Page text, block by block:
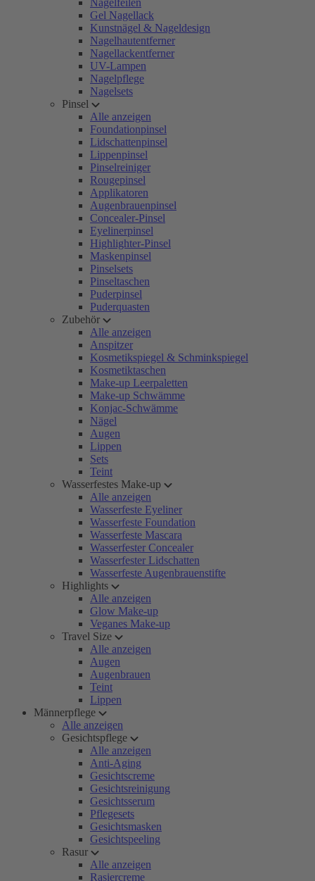
Nagelfeilen
Gel Nagellack
Kunstnägel & Nageldesign
Nagelhautentferner
Nagellackentferner
UV-Lampen
Nagelpflege
Nagelsets
Pinsel
Alle anzeigen
Foundationpinsel
Lidschattenpinsel
Lippenpinsel
Pinselreiniger
Rougepinsel
Applikatoren
Augenbrauenpinsel
Concealer-Pinsel
Eyelinerpinsel
Highlighter-Pinsel
Maskenpinsel
Pinselsets
Pinseltaschen
Puderpinsel
Puderquasten
Zubehör
Alle anzeigen
Anspitzer
Kosmetikspiegel & Schminkspiegel
Kosmetiktaschen
Make-up Leerpaletten
Make-up Schwämme
Konjac-Schwämme
Nägel
Augen
Lippen
Sets
Teint
Wasserfestes Make-up
Alle anzeigen
Wasserfeste Eyeliner
Wasserfeste Foundation
Wasserfeste Mascara
Wasserfester Concealer
Wasserfester Lidschatten
Wasserfeste Augenbrauenstifte
Highlights
Alle anzeigen
Glow Make-up
Veganes Make-up
Travel Size
Alle anzeigen
Augen
Augenbrauen
Teint
Lippen
Männerpflege
Alle anzeigen
Gesichtspflege
Alle anzeigen
Anti-Aging
Gesichtscreme
Gesichtsreinigung
Gesichtsserum
Pflegesets
Gesichtsmasken
Gesichtspeeling
Rasur
Alle anzeigen
Rasiercreme